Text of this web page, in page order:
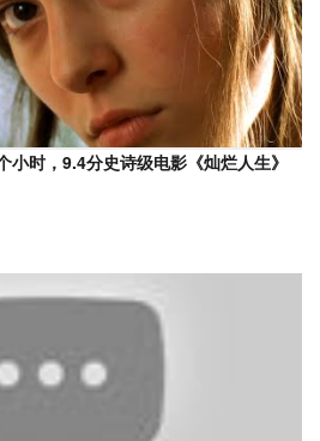
小时，9.4分史诗级电影《灿烂人生》